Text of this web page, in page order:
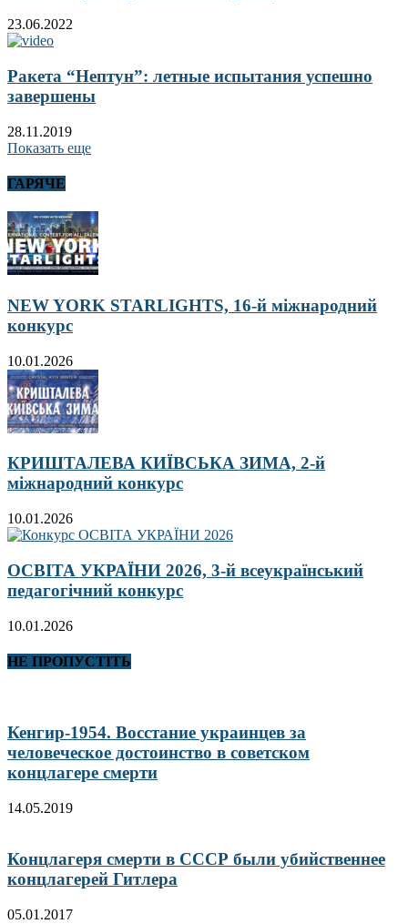
23.06.2022
Ракета “Нептун”: летные испытания успешно
завершены
28.11.2019
Показать еще
ГАРЯЧЕ
NEW YORK STARLIGHTS, 16-й міжнародний
конкурс
10.01.2026
КРИШТАЛЕВА КИЇВСЬКА ЗИМА, 2-й
міжнародний конкурс
10.01.2026
ОСВІТА УКРАЇНИ 2026, 3-й всеукраїнський
педагогічний конкурс
10.01.2026
НЕ ПРОПУСТІТЬ
Кенгир-1954. Восстание украинцев за
человеческое достоинство в советском
концлагере смерти
14.05.2019
Концлагеря смерти в СССР были убийственнее
концлагерей Гитлера
05.01.2017